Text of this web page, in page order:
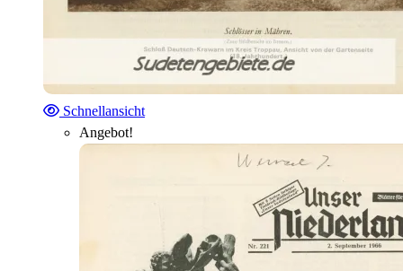
Schnellansicht
Angebot!